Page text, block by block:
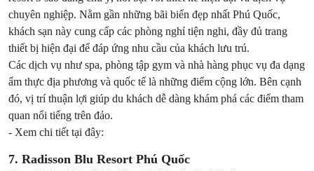
chuyên nghiệp. Nằm gần những bãi biển đẹp nhất Phú Quốc,
khách sạn này cung cấp các phòng nghỉ tiện nghi, đầy đủ trang
thiết bị hiện đại để đáp ứng nhu cầu của khách lưu trú.
Các dịch vụ như spa, phòng tập gym và nhà hàng phục vụ đa dạng
ẩm thực địa phương và quốc tế là những điểm cộng lớn. Bên cạnh
đó, vị trí thuận lợi giúp du khách dễ dàng khám phá các điểm tham
quan nổi tiếng trên đảo.
- Xem chi tiết tại đây:
7. Radisson Blu Resort Phú Quốc